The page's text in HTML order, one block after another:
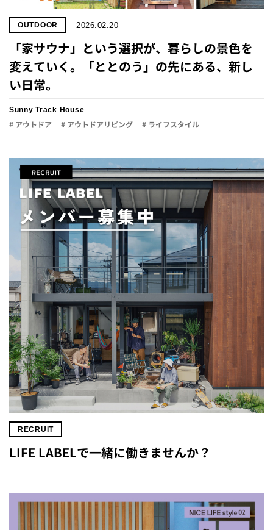
OUTDOOR 2026.02.20
「家サウナ」と​いう​選択が、​暮らしの​景色を​
変えていく。「​ととのう」の​先に​ある、​新し
い​日常。
Sunny Track House
# アウトドア # アウトドアリビング # ライフスタイル
RECRUIT
LIFE LABELで一緒に働きませんか？